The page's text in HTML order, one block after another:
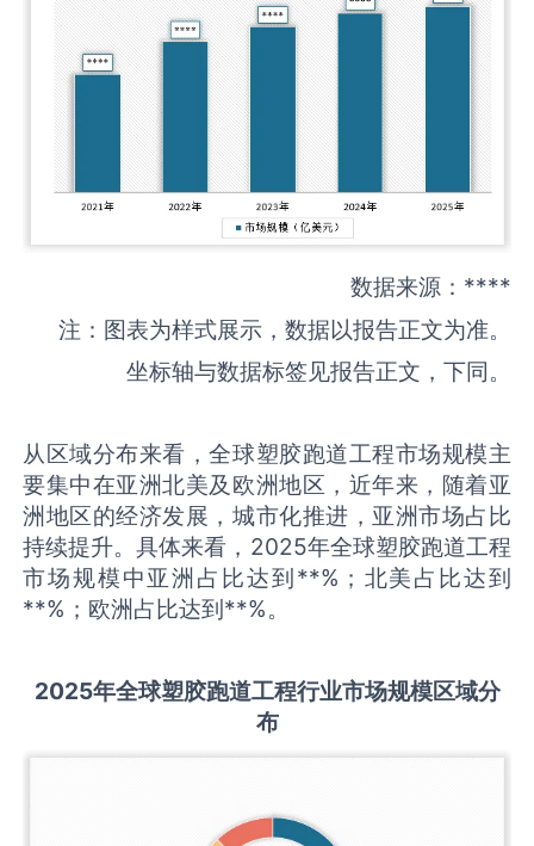
数据来源：****
注：图表为样式展示，数据以报告正文为准。
坐标轴与数据标签见报告正文，下同。
从区域分布来看，全球塑胶跑道工程市场规模主
要集中在亚洲北美及欧洲地区，近年来，随着亚
洲地区的经济发展，城市化推进，亚洲市场占比
持续提升。具体来看，2025年全球塑胶跑道工程
市场规模中亚洲占比达到**%；北美占比达到
**%；欧洲占比达到**%。
2025年全球塑胶跑道工程行业市场规模区域分
布